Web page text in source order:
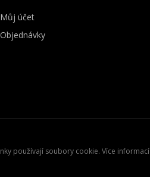
Můj účet
Objednávky
používají soubory cookie. Více informací